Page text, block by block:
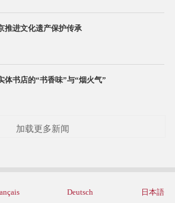
推进文化遗产保护传承
体书店的“书香味”与“烟火气”
加载更多新闻
Deutsch 日本語